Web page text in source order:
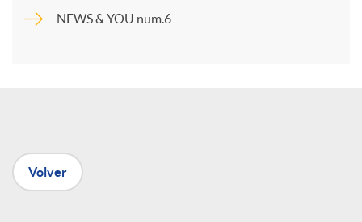
n
NEWS & YOU num.6
Volver